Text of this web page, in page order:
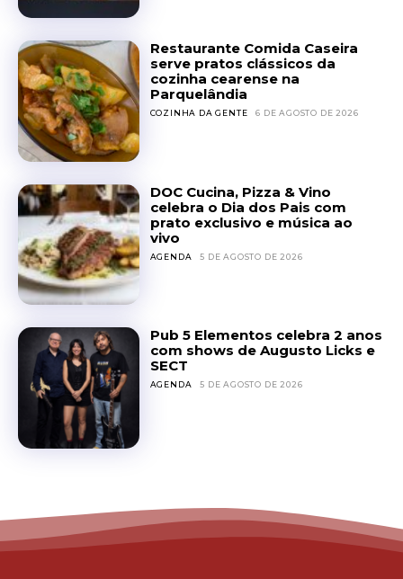
Restaurante Comida Caseira
serve pratos clássicos da
cozinha cearense na
Parquelândia
COZINHA DA GENTE 6 DE AGOSTO DE 2026
DOC Cucina, Pizza & Vino
celebra o Dia dos Pais com
prato exclusivo e música ao
vivo
AGENDA 5 DE AGOSTO DE 2026
Pub 5 Elementos celebra 2 anos
com shows de Augusto Licks e
SECT
AGENDA 5 DE AGOSTO DE 2026